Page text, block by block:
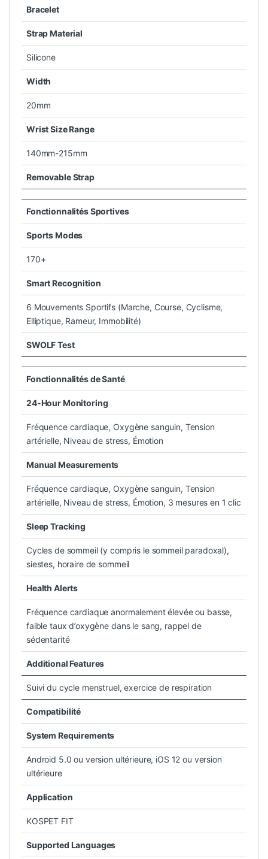
Bracelet
Strap Material
Silicone
Width
20mm
Wrist Size Range
140mm-215mm
Removable Strap
Oui
Fonctionnalités Sportives
Sports Modes
170+
Smart Recognition
6 Mouvements Sportifs (Marche, Course, Cyclisme,
Elliptique, Rameur, Immobilité)
SWOLF Test
Oui
Fonctionnalités de Santé
24-Hour Monitoring
Fréquence cardiaque, Oxygène sanguin, Tension
artérielle, Niveau de stress, Émotion
Manual Measurements
Fréquence cardiaque, Oxygène sanguin, Tension
artérielle, Niveau de stress, Émotion, 3 mesures en 1 clic
Sleep Tracking
Cycles de sommeil (y compris le sommeil paradoxal),
siestes, horaire de sommeil
Health Alerts
Fréquence cardiaque anormalement élevée ou basse,
faible taux d’oxygène dans le sang, rappel de
sédentarité
Additional Features
Suivi du cycle menstruel, exercice de respiration
Compatibilité
System Requirements
Android 5.0 ou version ultérieure, iOS 12 ou version
ultérieure
Application
KOSPET FIT
Supported Languages